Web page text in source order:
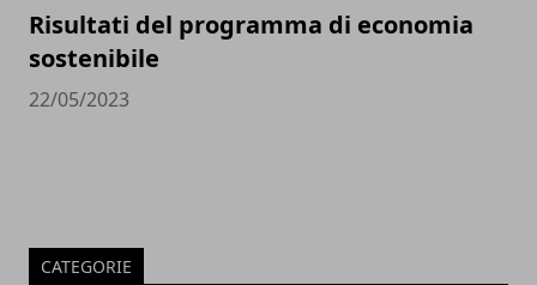
Risultati del programma di economia
sostenibile
22/05/2023
CATEGORIE